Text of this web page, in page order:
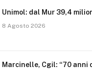
Unimol: dal Mur 39,4
8 Agosto 2026
Marcinelle, Cgil: “70 anni